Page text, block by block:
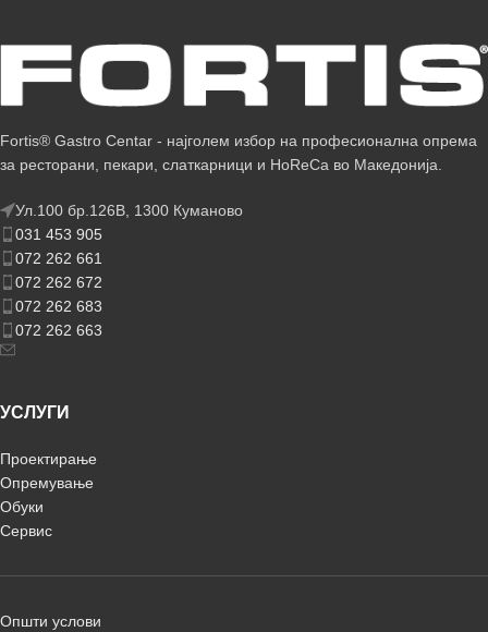
Fortis® Gastro Centar - најголем избор на професионална опрема
за ресторани, пекари, слаткарници и HoReCa во Македонија.
Ул.100 бр.126В, 1300 Куманово
031 453 905
072 262 661
072 262 672
072 262 683
072 262 663
УСЛУГИ
Проектирање
Опремување
Обуки
Сервис
Општи услови